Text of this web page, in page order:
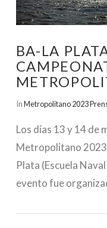
BA-LA
InMetropolitano 2023
Los días 13 y 14 de
Metropolitano
Plata (Escuela
evento fue